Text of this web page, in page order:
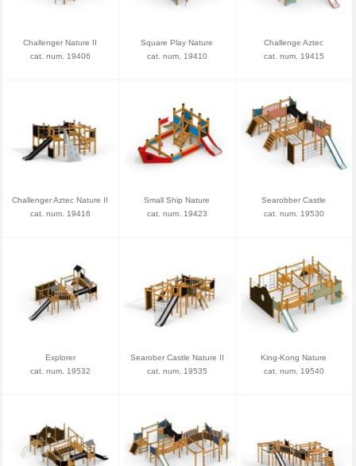
Challenger Nature II
cat. num. 19406
Square Play Nature
cat. num. 19410
Challenge Aztec
cat. num. 19415
Challenger Aztec Nature II
cat. num. 19416
Small Ship Nature
cat. num. 19423
Searobber Castle
cat. num. 19530
Explorer
cat. num. 19532
Searober Castle Nature II
cat. num. 19535
King-Kong Nature
cat. num. 19540